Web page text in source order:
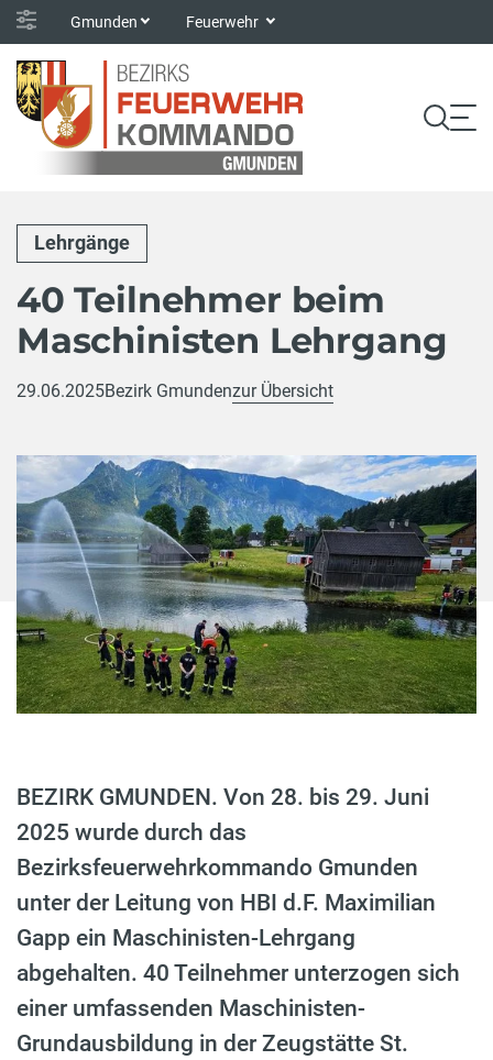
Gmunden Feuerwehr
Lehrgänge
40 Teilnehmer beim
Maschinisten Lehrgang
29.06.2025Bezirk Gmundenzur Übersicht
BEZIRK GMUNDEN. Von 28. bis 29. Juni
2025 wurde durch das
Bezirksfeuerwehrkommando Gmunden
unter der Leitung von HBI d.F. Maximilian
Gapp ein Maschinisten-Lehrgang
abgehalten. 40 Teilnehmer unterzogen sich
einer umfassenden Maschinisten-
Grundausbildung in der Zeugstätte St.